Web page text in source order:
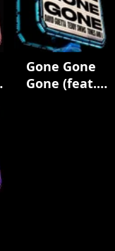
Gone Gone
Gone (feat.